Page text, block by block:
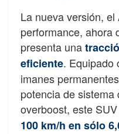
La nueva versión,
performance, ahora
presenta una
eficiente. Equipado
imanes
potencia de
overboost, este
100 km/h en sólo